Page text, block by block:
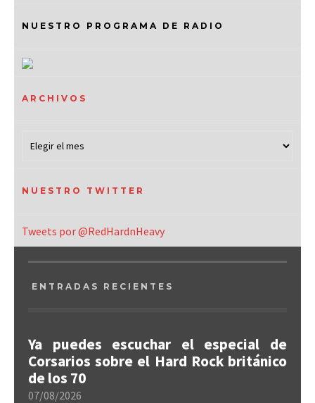
NUESTRO PROGRAMA DE RADIO
ARCHIVOS
NUESTRO TWITTER
Tweets por @RedHardnHeavy
ENTRADAS RECIENTES
Ya puedes escuchar el especial de
Corsarios sobre el Hard Rock británico
de los 70
07/08/2026